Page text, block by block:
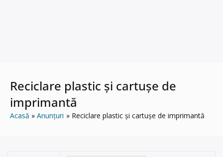
Reciclare plastic și cartușe de
imprimantă
Acasă Anunțuri Reciclare plastic și cartușe de imprimantă